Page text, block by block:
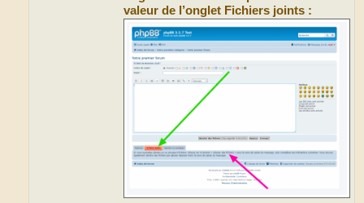
valeur de l’onglet Fichiers joints :